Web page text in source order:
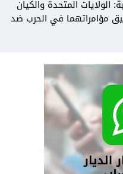
الولايات المتحدة والكيان
مؤامراتهما في الحرب ضد